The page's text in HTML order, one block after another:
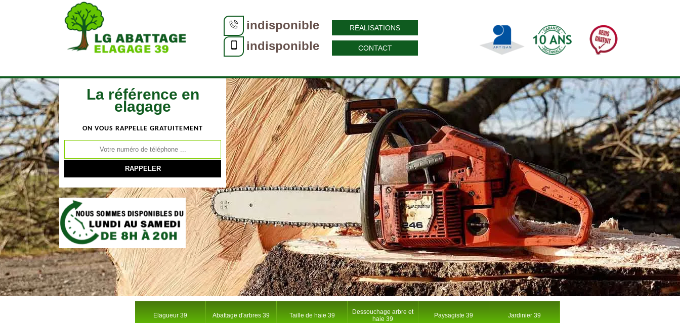
indisponible
indisponible
RÉALISATIONS
CONTACT
La référence en
elagage
ON VOUS RAPPELLE GRATUITEMENT
Elagueur 39 Abattage d'arbres 39 Taille de haie 39
Dessouchage arbre et
haie 39
Paysagiste 39 Jardinier 39